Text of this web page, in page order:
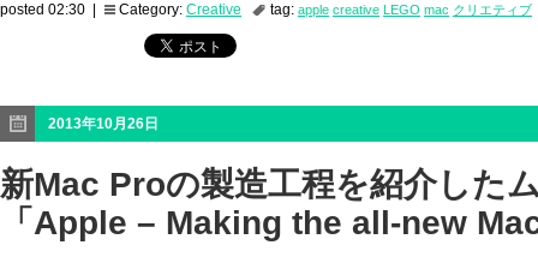
posted 02:30 | Category: Creative tag: apple creative LEGO mac クリエティブ
2013年10月26日
新Mac Proの製造工程を紹介した
「Apple – Making the all-new